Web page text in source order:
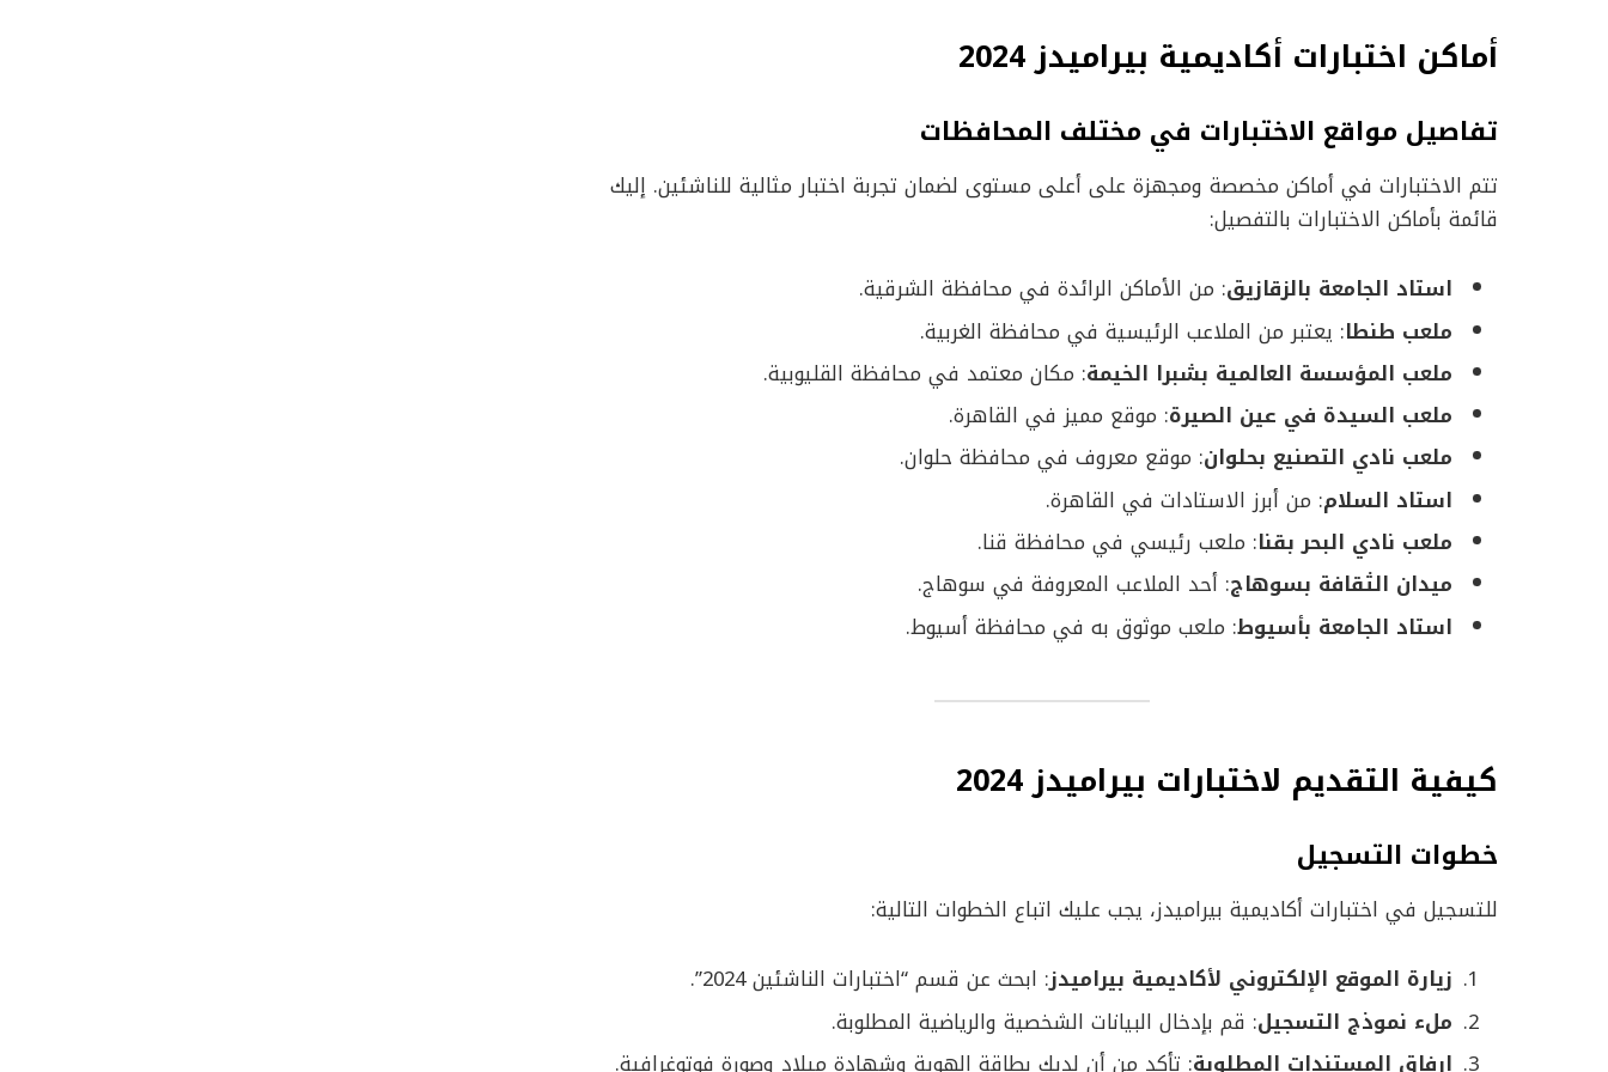
أماكن اختبارات أكاديمية بيراميدز 2024
تفاصيل مواقع الاختبارات في مختلف المحافظات
تتم الاختبارات في أماكن مخصصة ومجهزة على أعلى مستوى لضمان تجربة اختبار مثالية للناشئين. إليك
قائمة بأماكن الاختبارات بالتفصيل:
استاد الجامعة بالزقازيق: من الأماكن الرائدة في محافظة الشرقية.
ملعب طنطا: يعتبر من الملاعب الرئيسية في محافظة الغربية.
ملعب المؤسسة العالمية بشبرا الخيمة: مكان معتمد في محافظة القليوبية.
ملعب السيدة في عين الصيرة: موقع مميز في القاهرة.
ملعب نادي التصنيع بحلوان: موقع معروف في محافظة حلوان.
استاد السلام: من أبرز الاستادات في القاهرة.
ملعب نادي البحر بقنا: ملعب رئيسي في محافظة قنا.
ميدان الثقافة بسوهاج: أحد الملاعب المعروفة في سوهاج.
استاد الجامعة بأسيوط: ملعب موثوق به في محافظة أسيوط.
كيفية التقديم لاختبارات بيراميدز 2024
خطوات التسجيل
للتسجيل في اختبارات أكاديمية بيراميدز، يجب عليك اتباع الخطوات التالية:
زيارة الموقع الإلكتروني لأكاديمية بيراميدز: ابحث عن قسم “اختبارات الناشئين 2024”.
ملء نموذج التسجيل: قم بإدخال البيانات الشخصية والرياضية المطلوبة.
إرفاق المستندات المطلوبة: تأكد من أن لديك بطاقة الهوية وشهادة ميلاد وصورة فوتوغرافية.